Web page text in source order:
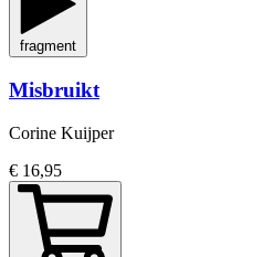
fragment
Misbruikt
Corine Kuijper
€ 16,95